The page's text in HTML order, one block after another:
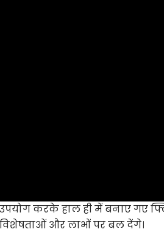
करके हाल ही में बनाए गए
और लाभों पर बल देंगे।